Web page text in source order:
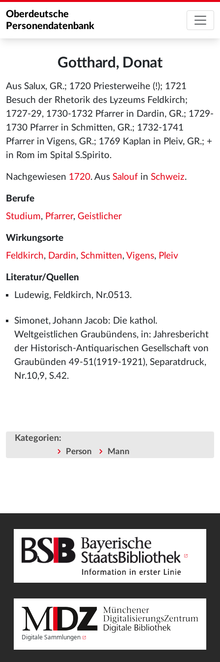
Oberdeutsche
Personendatenbank
Gotthard, Donat
Aus Salux, GR.; 1720 Priesterweihe (!); 1721
Besuch der Rhetorik des Lyzeums Feldkirch;
1727-29, 1730-1732 Pfarrer in Dardin, GR.; 1729-
1730 Pfarrer in Schmitten, GR.; 1732-1741
Pfarrer in Vigens, GR.; 1769 Kaplan in Pleiv, GR.; +
in Rom im Spital S.Spirito.
Nachgewiesen 1720. Aus Salouf in Schweiz.
Berufe
Studium, Pfarrer, Geistlicher
Wirkungsorte
Feldkirch, Dardin, Schmitten, Vigens, Pleiv
Literatur/Quellen
Ludewig, Feldkirch, Nr.0513.
Simonet, Johann Jacob: Die kathol.
Weltgeistlichen Graubündens, in: Jahresbericht
der Historisch-Antiquarischen Gesellschaft von
Graubünden 49-51(1919-1921), Separatdruck,
Nr.10,9, S.42.
Kategorien:
Person Mann
Digitale Sammlungen